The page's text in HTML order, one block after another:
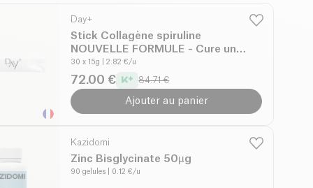
Day+
Stick Collagène spiruline
NOUVELLE FORMULE - Cure un
mois
30 x 15g | 2.82 €/u
72.00 € 84.71 €
Ajouter au panier
Kazidomi
Zinc Bisglycinate 50µg
90 gelules | 0.12 €/u